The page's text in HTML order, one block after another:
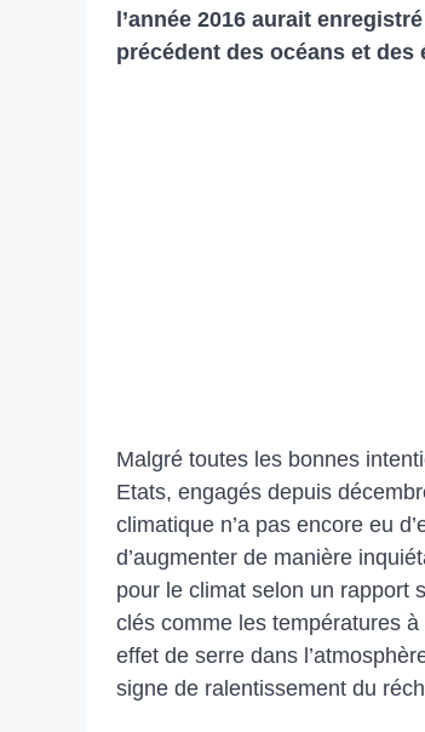
l’année 2016 aurait
précédent des océans et des
Malgré toutes les bonnes
Etats, engagés depuis
climatique n’a pas encore eu
d’augmenter de manière
pour le climat selon un rapport
clés comme les températures
effet de serre dans
signe de ralentissement du